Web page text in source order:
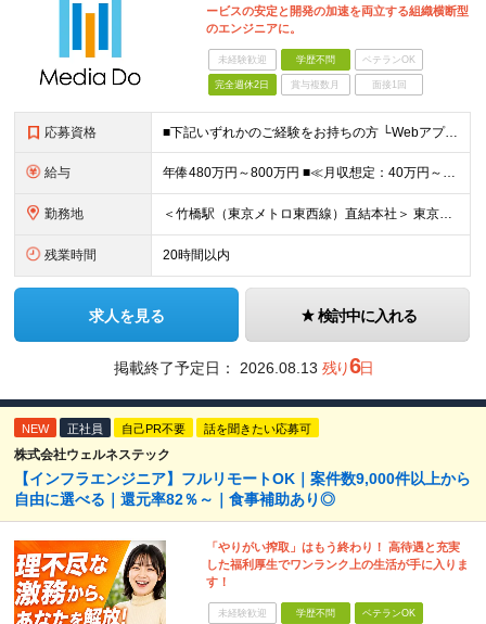
ービスの安定と開発の加速を両立する組織横断型
のエンジニアに。
未経験歓迎 学歴不問 ベテランOK
完全週休2日 賞与複数月 面接1回
応募資格 ■下記いずれかのご経験をお持ちの方 └Webアプリケーションの開発経験 └インフラ（クラウド/オンプレ不問）構築・運用経験 ■学歴不問 □SRE未経験の方も歓迎 「開発経験を活かしインフラも学びたい
給与 年俸480万円～800万円 ■≪月収想定：40万円～66万6,000円≫ ・担当いただく業務範囲やマネジメントの有無など、役割に応じて決定します ・年俸額を12分割し、毎月支給します ・試用期間3カ
勤務地 ＜竹橋駅（東京メトロ東西線）直結本社＞ 東京都千代田区一ツ橋一丁目1番1号パレスサイドビル5F・8F （変更の範囲）上記を除く当社関連勤務地
残業時間 20時間以内
求人を見る 検討中に入れる
掲載終了予定日： 2026.08.13 残り6日
NEW 正社員 自己PR不要 話を聞きたい応募可
株式会社ウェルネステック
【インフラエンジニア】フルリモートOK｜案件数9,000件以上から
自由に選べる｜還元率82％～｜食事補助あり◎
「やりがい搾取」はもう終わり！ 高待遇と充実
した福利厚生でワンランク上の生活が手に入りま
す！
未経験歓迎 学歴不問 ベテランOK